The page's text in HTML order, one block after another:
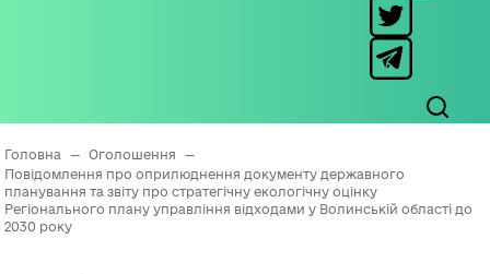
Головна — Оголошення
—
Повідомлення про оприлюднення документу державного
планування та звіту про стратегічну екологічну оцінку
Регіонального плану управління відходами у Волинській області до
2030 року